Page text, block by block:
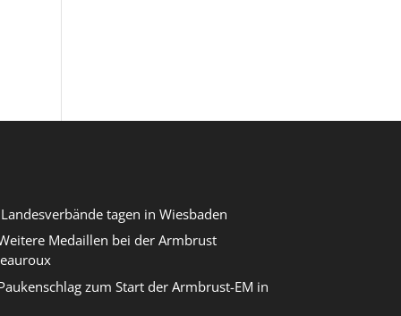
tagen in Wiesbaden
Medaillen bei der Armbrust
zum Start der Armbrust-EM in